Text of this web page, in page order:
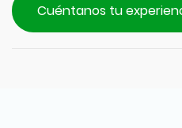
Cuéntanos tu